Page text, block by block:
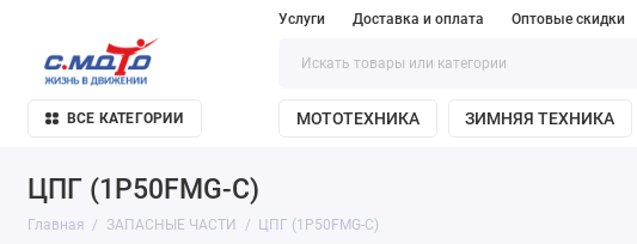
Услуги Доставка и оплата Оптовые скидки
ВСЕ КАТЕГОРИИ МОТОТЕХНИКА ЗИМНЯЯ ТЕХНИКА
ЦПГ (1P50FMG-C)
Главная ЗАПАСНЫЕ ЧАСТИ ЦПГ (1P50FMG-C)